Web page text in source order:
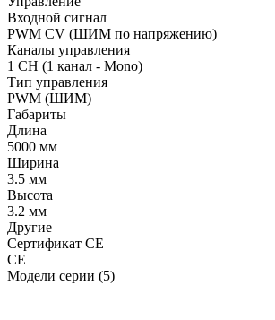
Входной сигнал
PWM СV (ШИМ по напряжению)
Каналы управления
1 CH (1 канал - Mono)
Тип управления
PWM (ШИМ)
Габариты
Длина
5000 мм
Ширина
3.5 мм
Высота
3.2 мм
Другие
Сертификат CE
CE
Модели серии (5)